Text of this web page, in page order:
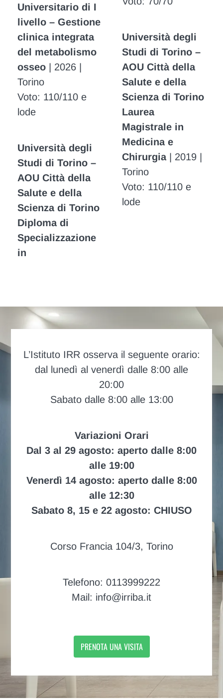
Universitario di I
livello – Gestione
clinica integrata
del metabolismo
osseo| 2026 |
Torino
Voto: 110/110 e
lode
Università degli
Studi di Torino –
AOU Città della
Salute e della
Scienza di Torino
Diploma di
Specializzazione
in
Università degli
Studi di Torino –
AOU Città della
Salute e della
Scienza di Torino
Laurea
Magistrale in
Medicina e
Chirurgia| 2019 |
Torino
Voto: 110/110 e
lode
L’Istituto IRR osserva il seguente orario:
dal lunedì al venerdì dalle 8:00 alle
20:00
Sabato dalle 8:00 alle 13:00
Variazioni Orari
Dal 3 al 29 agosto: aperto dalle 8:00
alle 19:00
Venerdì 14 agosto: aperto dalle 8:00
alle 12:30
Sabato 8, 15 e 22 agosto: CHIUSO
Corso Francia 104/3, Torino
Telefono: 0113999222
Mail: info@irriba.it
PRENOTA UNA VISITA